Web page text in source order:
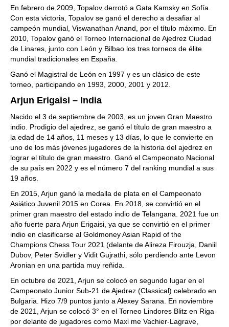
En febrero de 2009, Topalov derrotó a Gata Kamsky en Sofía.
Con esta victoria, Topalov se ganó el derecho a desafiar al
campeón mundial, Viswanathan Anand, por el título máximo. En
2010, Topalov ganó el Torneo Internacional de Ajedrez Ciudad
de Linares, junto con León y Bilbao los tres torneos de élite
mundial tradicionales en España.
Ganó el Magistral de León en 1997 y es un clásico de este
torneo, participando en 1993, 2000, 2001 y 2012.
Arjun Erigaisi – India
Nacido el 3 de septiembre de 2003, es un joven Gran Maestro
indio. Prodigio del ajedrez, se ganó el título de gran maestro a
la edad de 14 años, 11 meses y 13 días, lo que le convierte en
uno de los más jóvenes jugadores de la historia del ajedrez en
lograr el título de gran maestro. Ganó el Campeonato Nacional
de su país en 2022 y es el número 7 del ranking mundial a sus
19 años.
En 2015, Arjun ganó la medalla de plata en el Campeonato
Asiático Juvenil 2015 en Corea. En 2018, se convirtió en el
primer gran maestro del estado indio de Telangana. 2021 fue un
año fuerte para Arjun Erigaisi, ya que se convirtió en el primer
indio en clasificarse al Goldmoney Asian Rapid of the
Champions Chess Tour 2021 (delante de Alireza Firouzja, Daniil
Dubov, Peter Svidler y Vidit Gujrathi, sólo perdiendo ante Levon
Aronian en una partida muy reñida.
En octubre de 2021, Arjun se colocó en segundo lugar en el
Campeonato Junior Sub-21 de Ajedrez (Classical) celebrado en
Bulgaria. Hizo 7/9 puntos junto a Alexey Sarana. En noviembre
de 2021, Arjun se colocó 3° en el Torneo Lindores Blitz en Riga
por delante de jugadores como Maxi me Vachier-Lagrave,